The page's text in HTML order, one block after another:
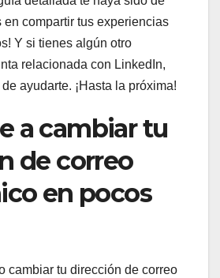
en compartir tus experiencias
Y si tienes algún otro
relacionada con LinkedIn,
ayudarte. ¡Hasta la próxima!
a cambiar tu
de correo
en pocos
cambiar tu dirección de correo